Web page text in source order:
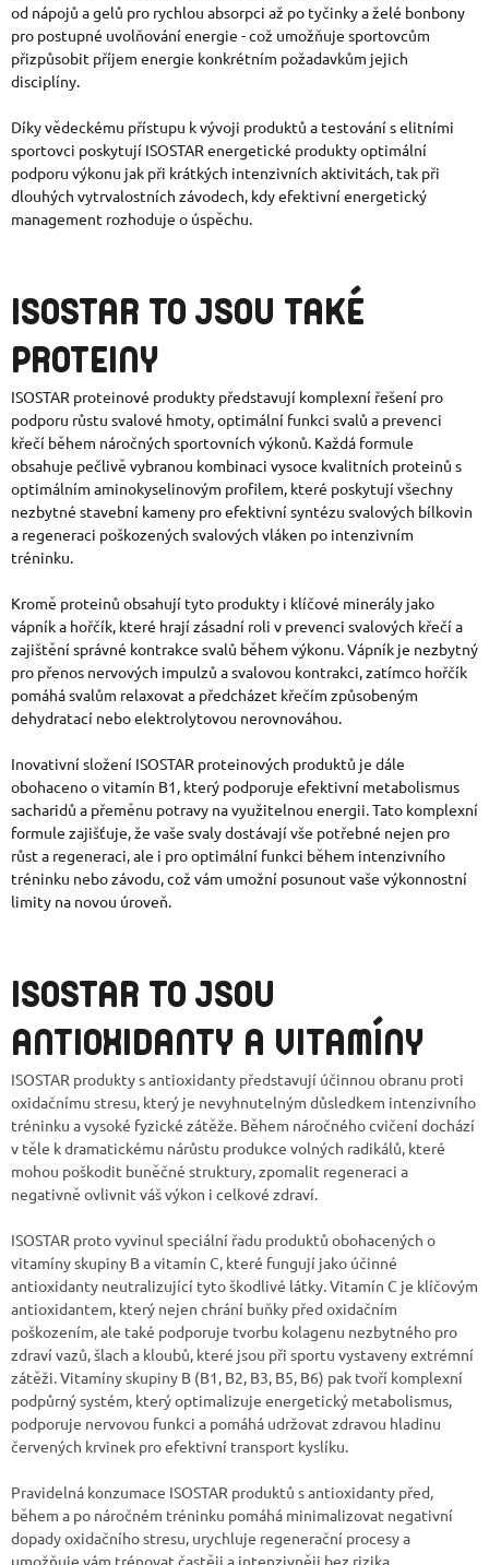
od nápojů a gelů pro rychlou absorpci až po tyčinky a želé bonbony
pro postupné uvolňování energie - což umožňuje sportovcům
přizpůsobit příjem energie konkrétním požadavkům jejich
disciplíny.
Díky vědeckému přístupu k vývoji produktů a testování s elitními
sportovci poskytují ISOSTAR energetické produkty optimální
podporu výkonu jak při krátkých intenzivních aktivitách, tak při
dlouhých vytrvalostních závodech, kdy efektivní energetický
management rozhoduje o úspěchu.
ISOSTAR TO JSOU TAKÉ
PROTEINY
ISOSTAR proteinové produkty představují komplexní řešení pro
podporu růstu svalové hmoty, optimální funkci svalů a prevenci
křečí během náročných sportovních výkonů. Každá formule
obsahuje pečlivě vybranou kombinaci vysoce kvalitních proteinů s
optimálním aminokyselinovým profilem, které poskytují všechny
nezbytné stavební kameny pro efektivní syntézu svalových bílkovin
a regeneraci poškozených svalových vláken po intenzivním
tréninku.
Kromě proteinů obsahují tyto produkty i klíčové minerály jako
vápník a hořčík, které hrají zásadní roli v prevenci svalových křečí a
zajištění správné kontrakce svalů během výkonu. Vápník je nezbytný
pro přenos nervových impulzů a svalovou kontrakci, zatímco hořčík
pomáhá svalům relaxovat a předcházet křečím způsobeným
dehydratací nebo elektrolytovou nerovnováhou.
Inovativní složení ISOSTAR proteinových produktů je dále
obohaceno o vitamín B1, který podporuje efektivní metabolismus
sacharidů a přeměnu potravy na využitelnou energii. Tato komplexní
formule zajišťuje, že vaše svaly dostávají vše potřebné nejen pro
růst a regeneraci, ale i pro optimální funkci během intenzivního
tréninku nebo závodu, což vám umožní posunout vaše výkonnostní
limity na novou úroveň.
ISOSTAR TO JSOU
ANTIOXIDANTY A VITAMÍNY
ISOSTAR produkty s antioxidanty představují účinnou obranu proti
oxidačnímu stresu, který je nevyhnutelným důsledkem intenzivního
tréninku a vysoké fyzické zátěže. Během náročného cvičení dochází
v těle k dramatickému nárůstu produkce volných radikálů, které
mohou poškodit buněčné struktury, zpomalit regeneraci a
negativně ovlivnit váš výkon i celkové zdraví.
ISOSTAR proto vyvinul speciální řadu produktů obohacených o
vitamíny skupiny B a vitamín C, které fungují jako účinné
antioxidanty neutralizující tyto škodlivé látky. Vitamín C je klíčovým
antioxidantem, který nejen chrání buňky před oxidačním
poškozením, ale také podporuje tvorbu kolagenu nezbytného pro
zdraví vazů, šlach a kloubů, které jsou při sportu vystaveny extrémní
zátěži. Vitamíny skupiny B (B1, B2, B3, B5, B6) pak tvoří komplexní
podpůrný systém, který optimalizuje energetický metabolismus,
podporuje nervovou funkci a pomáhá udržovat zdravou hladinu
červených krvinek pro efektivní transport kyslíku.
Pravidelná konzumace ISOSTAR produktů s antioxidanty před,
během a po náročném tréninku pomáhá minimalizovat negativní
dopady oxidačního stresu, urychluje regenerační procesy a
umožňuje vám trénovat častěji a intenzivněji bez rizika